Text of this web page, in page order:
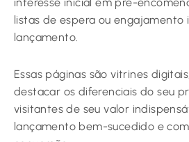
interesse inicial em pré-
listas de espera ou
lançamento.
Essas páginas são vitrines
destacar os diferenciais do seu
visitantes de seu valor
lançamento bem-sucedido e